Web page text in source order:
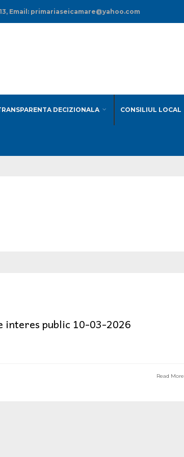
Email: primariaseicamare@yahoo.com
DECIZIONALA CONSILIUL LOCAL
interes public 10-03-2026
Read More